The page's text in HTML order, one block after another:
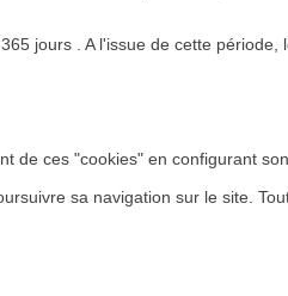
jours . A l'issue de cette
de ces "cookies" en configurant
sa navigation sur le site.